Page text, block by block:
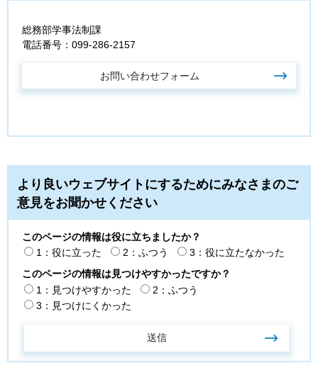
総務部学事法制課
電話番号：099-286-2157
より良いウェブサイトにするためにみなさまのご
意見をお聞かせください
このページの情報は役に立ちましたか？
1：役に立った
2：ふつう
3：役に立たなかった
このページの情報は見つけやすかったですか？
1：見つけやすかった
2：ふつう
3：見つけにくかった